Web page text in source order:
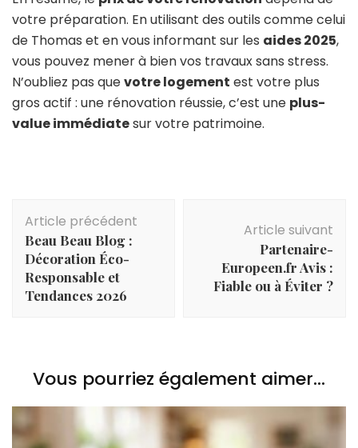
votre préparation. En utilisant des outils comme celui
de Thomas et en vous informant sur les aides 2025,
vous pouvez mener à bien vos travaux sans stress.
N’oubliez pas quevotre logement est votre plus
gros actif : une rénovation réussie, c’est une plus-
value immédiatesur votre patrimoine.
Navigation
d'article
Article précédent
Beau Beau Blog :
Décoration Éco-
Responsable et
Tendances 2026
Article suivant
Partenaire-
Europeen.fr Avis :
Fiable ou à Éviter ?
Vous pourriez également aimer...